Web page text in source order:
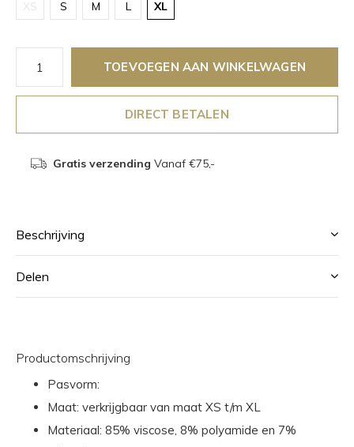
XS S M L XL
TOEVOEGEN AAN WINKELWAGEN
DIRECT BETALEN
Gratis verzending Vanaf €75,-
Beschrijving
Delen
Productomschrijving
Pasvorm:
Maat: verkrijgbaar van maat XS t/m XL
Materiaal: 85% viscose, 8% polyamide en 7%